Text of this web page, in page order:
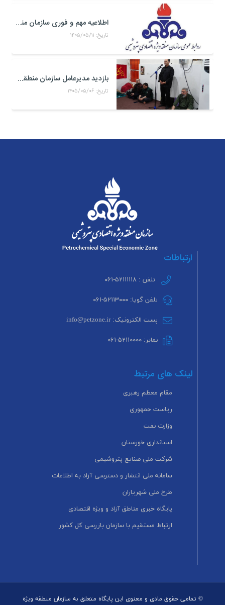
اطلاعیه مهم و فوری سازمان منطقه ویژه اقتصادی پتروشیمی
تاریخ: ۱۴۰۵/۰۵/۱۱
بازدید مدیرعامل سازمان منطقه ویژه اقتصادی پتروشیمی از موکب حضرت علی اکبر(ع) کارکنان منطقه ویژه اقتصادی پتروشیمی در مرز شلمچه
تاریخ: ۱۴۰۵/۰۵/۰۶
ارتباطات
تلفن : ۵۲۱۱۱۱۱۸-۰۶۱
تلفن گویا: ۵۲۱۱۳۰۰۰-۰۶۱
پست الکترونیک: info@petzone.ir
نمابر: ۵۲۱۱۰۰۰۰-۰۶۱
لینک های مرتبط
مقام معظم رهبری
ریاست جمهوری
وزارت نفت
استانداری خوزستان
شرکت ملی صنایع پتروشیمی
سامانه ملی انتشار و دسترسی آزاد به اطلاعات
طرح ملی شهریاران
پایگاه خبری مناطق آزاد و ویژه اقتصادی
ارتباط مستقیم با سازمان بازرسی کل کشور
© تمامی حقوق مادی و معنوی این پایگاه متعلق به سازمان منطقه ویژه